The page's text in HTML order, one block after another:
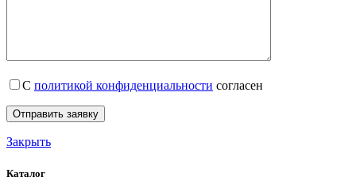
С политикой конфиденциальности согласен
Закрыть
Каталог